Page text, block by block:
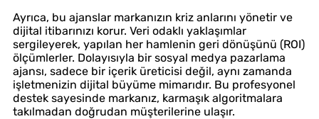
Ayrıca, bu ajanslar markanızın kriz anlarını yönetir ve
dijital itibarınızı korur. Veri odaklı yaklaşımlar
sergileyerek, yapılan her hamlenin geri dönüşünü (ROI)
ölçümlerler. Dolayısıyla bir sosyal medya pazarlama
ajansı, sadece bir içerik üreticisi değil, aynı zamanda
işletmenizin dijital büyüme mimarıdır. Bu profesyonel
destek sayesinde markanız, karmaşık algoritmalara
takılmadan doğrudan müşterilerine ulaşır.